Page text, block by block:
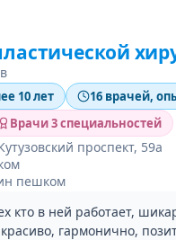
10 лет
16 врачей,
Врачи 3 специальностей
проспект, 59а
пешком
кто в ней работает,
красиво, гармонично,